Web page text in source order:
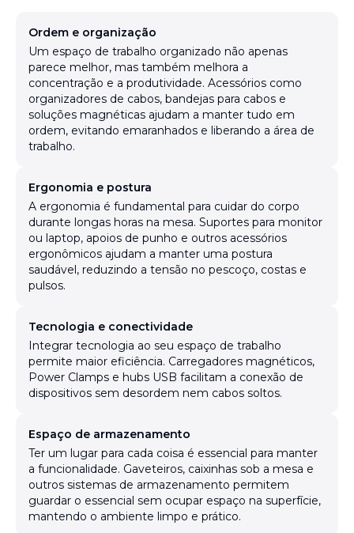
Ordem e organização
Um espaço de trabalho organizado não apenas
parece melhor, mas também melhora a
concentração e a produtividade. Acessórios como
organizadores de cabos, bandejas para cabos e
soluções magnéticas ajudam a manter tudo em
ordem, evitando emaranhados e liberando a área de
trabalho.
Ergonomia e postura
A ergonomia é fundamental para cuidar do corpo
durante longas horas na mesa. Suportes para monitor
ou laptop, apoios de punho e outros acessórios
ergonômicos ajudam a manter uma postura
saudável, reduzindo a tensão no pescoço, costas e
pulsos.
Tecnologia e conectividade
Integrar tecnologia ao seu espaço de trabalho
permite maior eficiência. Carregadores magnéticos,
Power Clamps e hubs USB facilitam a conexão de
dispositivos sem desordem nem cabos soltos.
Espaço de armazenamento
Ter um lugar para cada coisa é essencial para manter
a funcionalidade. Gaveteiros, caixinhas sob a mesa e
outros sistemas de armazenamento permitem
guardar o essencial sem ocupar espaço na superfície,
mantendo o ambiente limpo e prático.